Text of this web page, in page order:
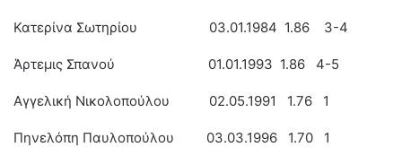
Κατερίνα Σωτηρίου 03.01.1984 1.86 3-4
Άρτεμις Σπανού 01.01.1993 1.86 4-5
Αγγελική Νικολοπούλου 02.05.1991 1.76 1
Πηνελόπη Παυλοπούλου 03.03.1996 1.70 1